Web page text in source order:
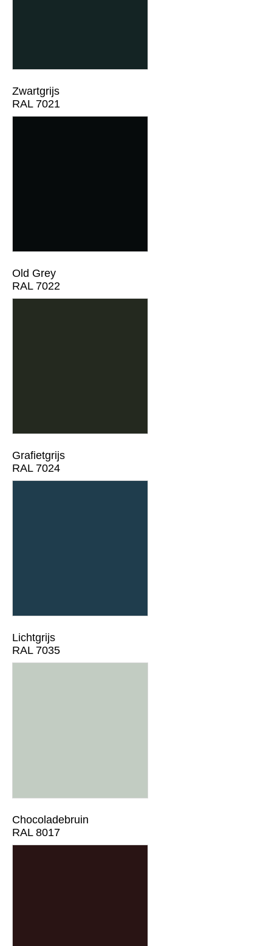
Zwartgrijs
RAL 7021
Old Grey
RAL 7022
Grafietgrijs
RAL 7024
Lichtgrijs
RAL 7035
Chocoladebruin
RAL 8017